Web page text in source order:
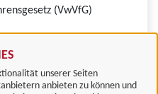
unserer Seiten
anbieten zu können und
(VwVfG)